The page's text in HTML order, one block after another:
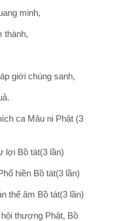
minh,
thành,
giới chúng sanh,
ca Mâu ni Phật (3
lợi Bồ tát(3 lần)
hiền Bồ tát(3 lần)
thế âm Bồ tát(3 lần)
thượng Phật, Bồ